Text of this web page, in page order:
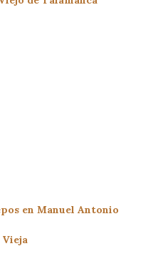
en Manuel Antonio